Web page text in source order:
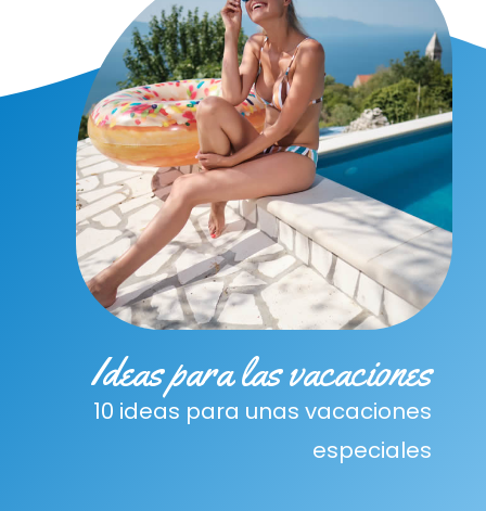
Ideas para las vacaciones
10 ideas para unas vacaciones
especiales